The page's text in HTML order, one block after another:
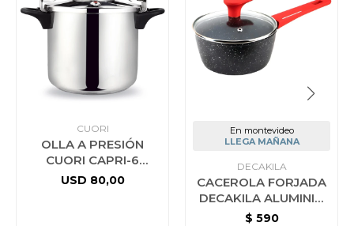
CUORI
OLLA A PRESIÓN
CUORI CAPRI-6
ACERO INOX
USD 80,00
En montevideo
LLEGA MAÑANA
DECAKILA
CACEROLA FORJADA
DECAKILA ALUMINIO
16 CM
$ 590